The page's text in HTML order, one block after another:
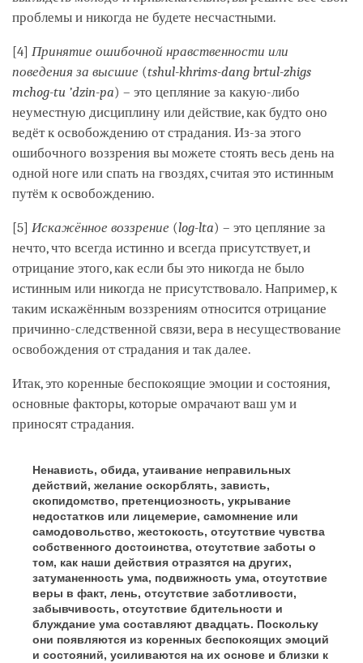
проблемы и никогда не будете несчастными.
[4] Принятие ошибочной нравственности или
поведения за высшие (tshul-khrims-dang brtul-zhigs
mchog-tu ’dzin-pa) – это цепляние за какую-либо
неуместную дисциплину или действие, как будто оно
ведёт к освобождению от страдания. Из-за этого
ошибочного воззрения вы можете стоять весь день на
одной ноге или спать на гвоздях, считая это истинным
путём к освобождению.
[5] Искажённое воззрение (log-lta) – это цепляние за
нечто, что всегда истинно и всегда присутствует, и
отрицание этого, как если бы это никогда не было
истинным или никогда не присутствовало. Например, к
таким искажённым воззрениям относится отрицание
причинно-следственной связи, вера в несуществование
освобождения от страдания и так далее.
Итак, это коренные беспокоящие эмоции и состояния,
основные факторы, которые омрачают ваш ум и
приносят страдания.
Ненависть, обида, утаивание неправильных
действий, желание оскорблять, зависть,
скопидомство, претенциозность, укрывание
недостатков или лицемерие, самомнение или
самодовольство, жестокость, отсутствие чувства
собственного достоинства, отсутствие заботы о
том, как наши действия отразятся на других,
затуманенность ума, подвижность ума, отсутствие
веры в факт, лень, отсутствие заботливости,
забывчивость, отсутствие бдительности и
блуждание ума составляют двадцать. Поскольку
они появляются из коренных беспокоящих эмоций
и состояний, усиливаются на их основе и близки к